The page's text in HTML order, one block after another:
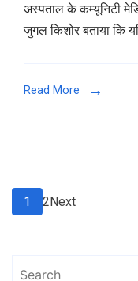
अस्‍पताल के कम्‍यूनिटी
जुगल किशोर बताया कि
Read More
Posts
pagination
Page
1 Page
2Next
Search